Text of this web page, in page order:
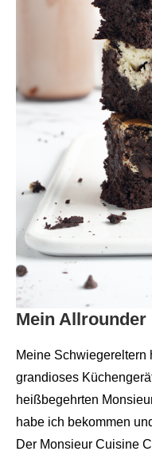
Mein Allrounder
Meine Schwiegereltern
grandioses
heißbegehrten
habe ich bekommen
Der Monsieur Cuisine